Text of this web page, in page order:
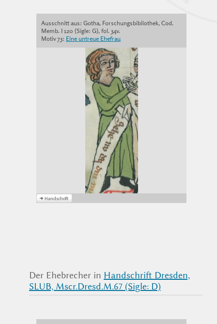
Ausschnitt aus: Gotha, Forschungsbibliothek, Cod.
Memb. I 120 (Sigle: G), fol. 34v.
Motiv 73: Eine untreue Ehefrau
Der Ehebrecher in Handschrift Dresden,
SLUB, Mscr.Dresd.M.67 (Sigle: D)